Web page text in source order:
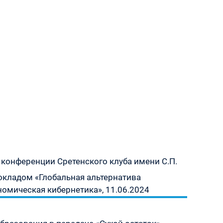
Сретенского клуба имени С.П.
«Глобальная альтернатива
кибернетика», 11.06.2024